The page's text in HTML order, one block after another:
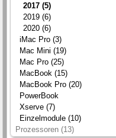
2017 (5)
2019 (6)
2020 (6)
iMac Pro (3)
Mac Mini (19)
Mac Pro (25)
MacBook (15)
MacBook Pro (20)
PowerBook
Xserve (7)
Einzelmodule (10)
Prozessoren (13)